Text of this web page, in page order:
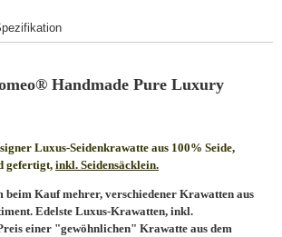
Handmade Pure Luxury
Luxus-Seidenkrawatte aus 100% Seide,
gefertigt,inkl. Seidensäcklein.
beim Kauf mehrer, verschiedener Krawatten aus
Edelste Luxus-Krawatten, inkl.
einer "gewöhnlichen" Krawatte aus dem